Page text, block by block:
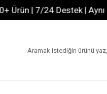
| 7/24 Destek | Aynı